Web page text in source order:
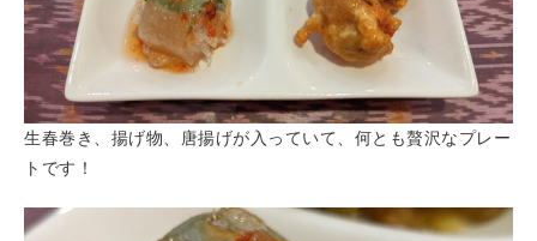
生春巻き、揚げ物、唐揚げが入っていて、何とも贅沢なプレー
トです！